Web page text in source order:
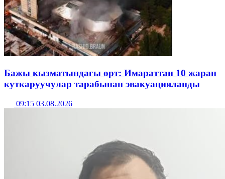
Бажы кызматындагы өрт: Имараттан 10 жаран
куткаруучулар тарабынан эвакуацияланды
09:15 03.08.2026